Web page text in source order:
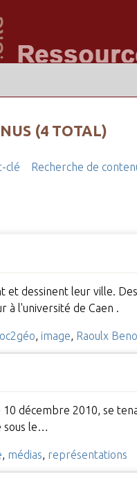
(4 TOTAL)
clé Recherche de
et dessinent leur ville.
à l'université de Caen .
image Raoulx
décembre 2010, se
sous le…
, médias, représentations